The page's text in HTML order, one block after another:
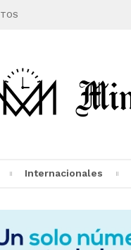
Internacionales